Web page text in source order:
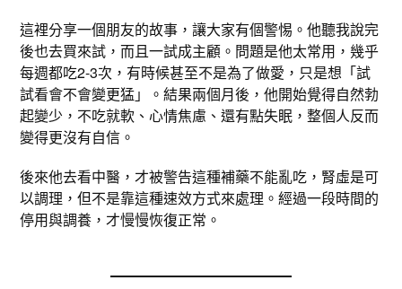
這裡分享一個朋友的故事，讓大家有個警惕。他聽我說完
後也去買來試，而且一試成主顧。問題是他太常用，幾乎
每週都吃2-3次，有時候甚至不是為了做愛，只是想「試
試看會不會變更猛」。結果兩個月後，他開始覺得自然勃
起變少，不吃就軟、心情焦慮、還有點失眠，整個人反而
變得更沒有自信。
後來他去看中醫，才被警告這種補藥不能亂吃，腎虛是可
以調理，但不是靠這種速效方式來處理。經過一段時間的
停用與調養，才慢慢恢復正常。